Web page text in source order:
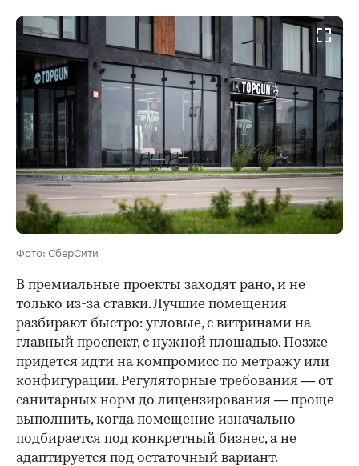
Фото: СберСити
В премиальные проекты заходят рано, и не
только из-за ставки. Лучшие помещения
разбирают быстро: угловые, с витринами на
главный проспект, с нужной площадью. Позже
придется идти на компромисс по метражу или
конфигурации. Регуляторные требования — от
санитарных норм до лицензирования — проще
выполнить, когда помещение изначально
подбирается под конкретный бизнес, а не
адаптируется под остаточный вариант.